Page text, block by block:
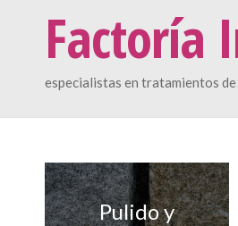
Factoría
especialistas en tratamientos de
Pulido y